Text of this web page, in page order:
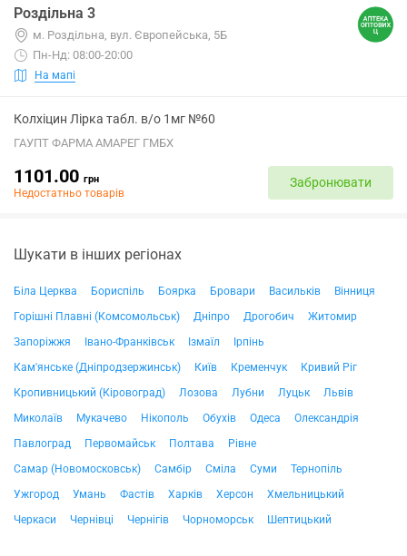
Роздільна 3
м. Роздільна, вул. Європейська, 5Б
Пн-Нд: 08:00-20:00
На мапі
Колхіцин Лірка табл. в/о 1мг №60
ГАУПТ ФАРМА АМАРЕГ ГМБХ
1101.00 грн
Недостатньо товарів
Забронювати
Шукати в інших регіонах
Біла Церква Бориспіль Боярка Бровари Васильків
Вінниця
Горішні Плавні (Комсомольськ)
Дніпро Дрогобич
Житомир
Запоріжжя
Івано-Франківськ Ізмаїл
Ірпінь
Кам'янське (Дніпродзержинськ)
Київ Кременчук
Кривий Ріг
Кропивницький (Кіровоград)
Лозова Лубни Луцьк
Львів
Миколаїв
Мукачево Нікополь Обухів Одеса
Олександрія
Павлоград
Первомайськ Полтава
Рівне
Самар (Новомосковськ)
Самбір Сміла Суми
Тернопіль
Ужгород
Умань Фастів Харків Херсон
Хмельницький
Черкаси
Чернівці Чернігів Чорноморськ Шептицький